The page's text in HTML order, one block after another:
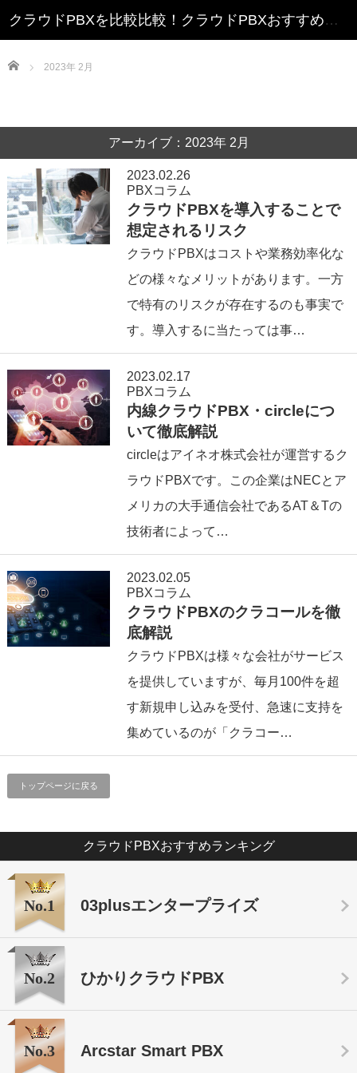
クラウドPBXを比較比較！クラウドPBXおすすめランキング
Home 2023年 2月
アーカイブ：2023年 2月
2023.02.26
PBXコラム
クラウドPBXを導入することで
想定されるリスク
クラウドPBXはコストや業務効率化な
どの様々なメリットがあります。一方
で特有のリスクが存在するのも事実で
す。導入するに当たっては事…
2023.02.17
PBXコラム
内線クラウドPBX・circleにつ
いて徹底解説
circleはアイネオ株式会社が運営するク
ラウドPBXです。この企業はNECとア
メリカの大手通信会社であるAT＆Tの
技術者によって…
2023.02.05
PBXコラム
クラウドPBXのクラコールを徹
底解説
クラウドPBXは様々な会社がサービス
を提供していますが、毎月100件を超
す新規申し込みを受付、急速に支持を
集めているのが「クラコー…
トップページに戻る
クラウドPBXおすすめランキング
No.1 03plusエンタープライズ
No.2 ひかりクラウドPBX
No.3 Arcstar Smart PBX